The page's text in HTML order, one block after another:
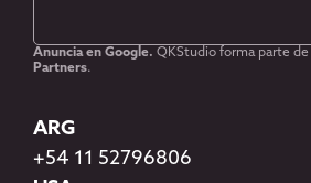
Anuncia en Google. QKStudio forma parte de
Partners.
ARG
+54 11 52796806